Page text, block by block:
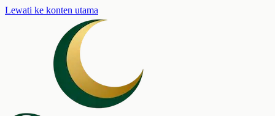
Lewati ke konten utama